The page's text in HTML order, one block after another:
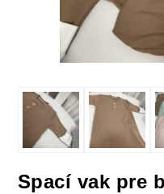
Spací vak pre